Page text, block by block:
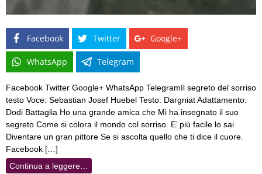
Facebook Twitter Google+
WhatsApp Telegram
Facebook Twitter Google+ WhatsApp TelegramIl segreto del sorriso
testo Voce: Sebastian Josef Huebel Testo: Dargniat Adattamento:
Dodi Battaglia Ho una grande amica che Mi ha insegnato il suo
segreto Come si colora il mondo col sorriso. E’ più facile lo sai
Diventare un gran pittore Se si ascolta quello che ti dice il cuore.
Facebook […]
Continua a leggere…